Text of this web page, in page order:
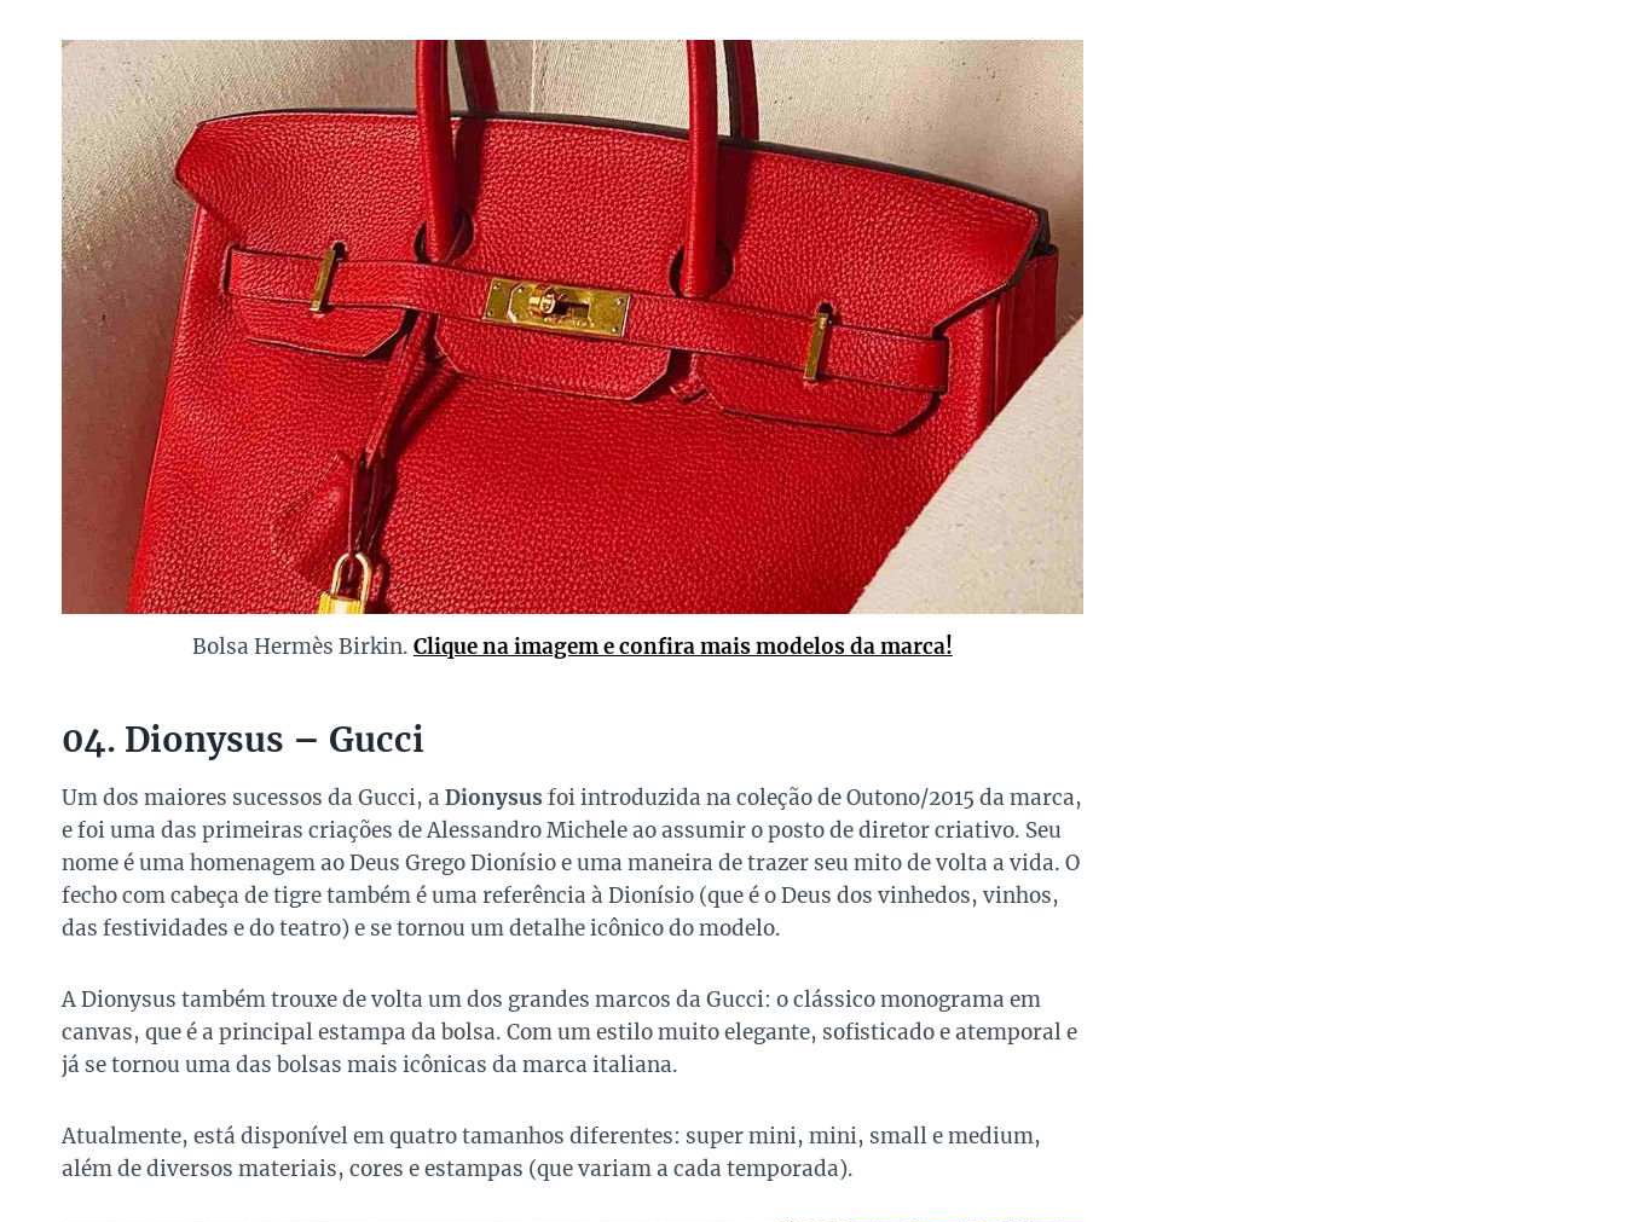
Bolsa Hermès Birkin. Clique na imagem e confira mais modelos da marca!
04. Dionysus – Gucci
Um dos maiores sucessos da Gucci, a Dionysus foi introduzida na coleção de Outono/2015 da marca,
e foi uma das primeiras criações de Alessandro Michele ao assumir o posto de diretor criativo. Seu
nome é uma homenagem ao Deus Grego Dionísio e uma maneira de trazer seu mito de volta a vida. O
fecho com cabeça de tigre também é uma referência à Dionísio (que é o Deus dos vinhedos, vinhos,
das festividades e do teatro) e se tornou um detalhe icônico do modelo.
A Dionysus também trouxe de volta um dos grandes marcos da Gucci: o clássico monograma em
canvas, que é a principal estampa da bolsa. Com um estilo muito elegante, sofisticado e atemporal e
já se tornou uma das bolsas mais icônicas da marca italiana.
Atualmente, está disponível em quatro tamanhos diferentes: super mini, mini, small e medium,
além de diversos materiais, cores e estampas (que variam a cada temporada).